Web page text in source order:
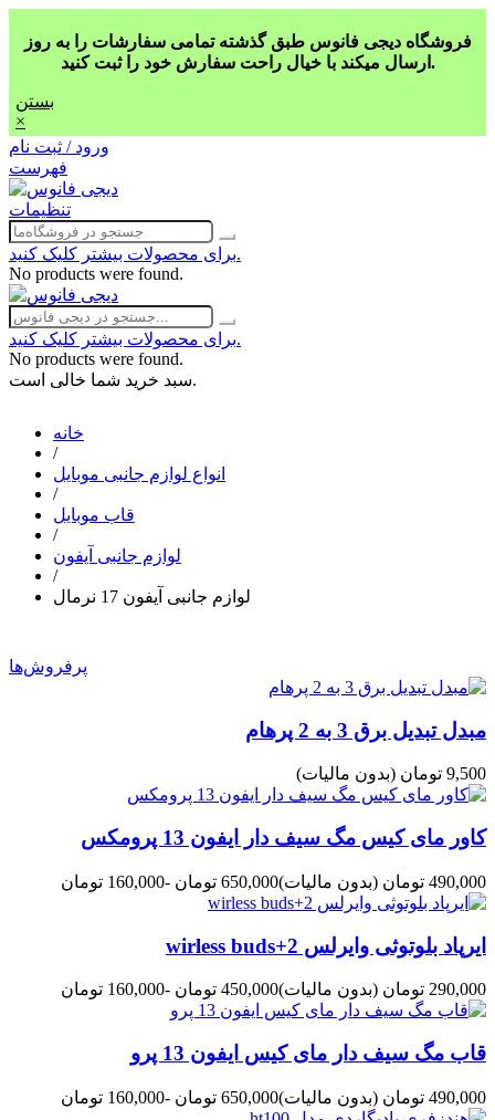
فروشگاه دیجی فانوس طبق گذشته تمامی سفارشات را به روز
ارسال میکند با خیال راحت سفارش خود را ثبت کنید.
بستن
×
ورود / ثبت نام
فهرست
تنظیمات
برای محصولات بیشتر کلیک کنید.
No products were found.
برای محصولات بیشتر کلیک کنید.
No products were found.
سبد خرید شما خالی است.
خانه
/
انواع لوازم جانبی موبایل
/
قاب موبایل
/
لوازم جانبی آیفون
/
لوازم جانبی آیفون 17 نرمال
پرفروش‌ها
مبدل تبدیل برق 3 به 2 پرهام
9,500 تومان (بدون مالیات)
کاور مای کیس مگ سیف دار ایفون 13 پرومکس
490,000 تومان (بدون مالیات)650,000 تومان -160,000 تومان
ایرپاد بلوتوثی وایرلس wirless buds+2
290,000 تومان (بدون مالیات)450,000 تومان -160,000 تومان
قاب مگ سیف دار مای کیس ایفون 13 پرو
490,000 تومان (بدون مالیات)650,000 تومان -160,000 تومان